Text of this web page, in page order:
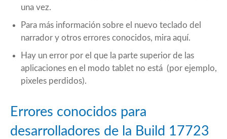
una vez.
Para más información sobre el nuevo teclado del
narrador y otros errores conocidos, mira aquí.
Hay un error por el que la parte superior de las
aplicaciones en el modo tablet no está (por ejemplo,
pixeles perdidos).
Errores conocidos para
desarrolladores de la Build 17723